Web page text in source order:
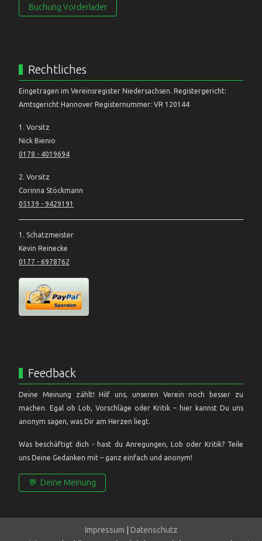
Buchung Vorderlader
Rechtliches
Eingetragen im Vereinsregister Niedersachsen. Registergericht:
Amtsgericht Hannover Registernummer: VR 120144
1. Vorsitz
Nick Bienio
0178 - 4019694
2. Vorsitz
Corinna Stöckmann
05139 - 9429191
1. Schatzmeister
Kevin Reinecke
0177 - 6978762
Feedback
Deine Meinung zählt! Hilf uns, unseren Verein noch besser zu
machen. Egal ob Lob, Vorschläge oder Kritik – hier kannst Du uns
anonym sagen, was Dir am Herzen liegt.
Was beschäftigt dich - hast du Anregungen, Lob oder Kritik? Teile
uns Deine Gedanken mit – ganz einfach und anonym!
💬 Deine Meinung
Impressum Datenschutz